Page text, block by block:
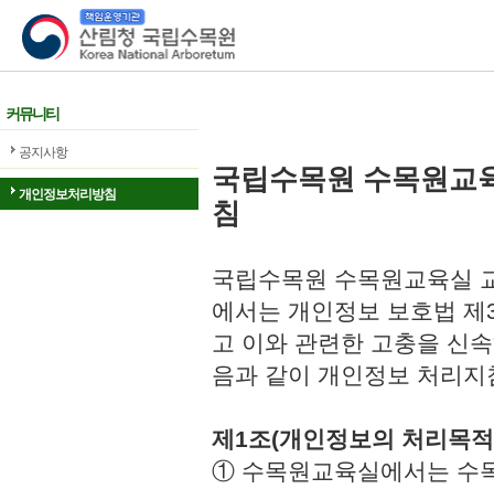
산림청 국립수목원
커뮤니티
공지사항
개인정보처리방침
국립수목원 수목원교
침
국립수목원 수목원교육실
에서는 개인정보 보호법
고 이와 관련한 고충을 신
음과 같이 개인정보 처리
제1조(개인정보의 처리목
① 수목원교육실에서는 수